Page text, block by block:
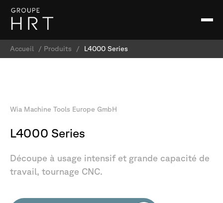
Accueil / Produits / L4000 Series
Wia Machine Tools Europe GmbH
L4000 Series
Découpe à usage intensif et grande capacité de
travail, tournage CNC.